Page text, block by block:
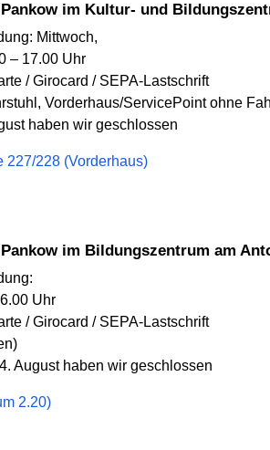
Pankow im Kultur- und
Mittwoch,
– 17.00 Uhr
/ Girocard / SEPA-Lastschrift
Vorderhaus/ServicePoint ohne
haben wir geschlossen
227/228 (Vorderhaus)
Pankow im Bildungszentrum am
Uhr
/ Girocard / SEPA-Lastschrift
August haben wir geschlossen
2.20)